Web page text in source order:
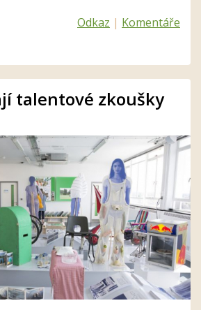
Odkaz | Komentáře
talentové zkoušky